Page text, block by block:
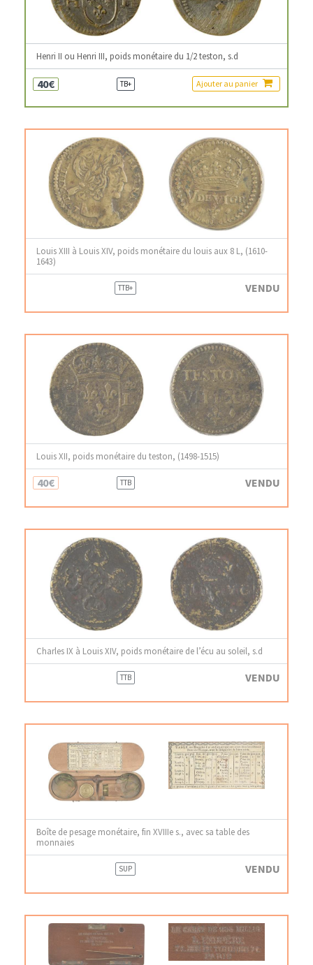
Henri II ou Henri III, poids monétaire du 1/2 teston, s.d
40€ TB+ Ajouter au panier
Louis XIII à Louis XIV, poids monétaire du louis aux 8 L, (1610-
1643)
TTB+ VENDU
Louis XII, poids monétaire du teston, (1498-1515)
40€ TTB VENDU
Charles IX à Louis XIV, poids monétaire de l’écu au soleil, s.d
TTB VENDU
Boîte de pesage monétaire, fin XVIIIe s., avec sa table des
monnaies
SUP VENDU